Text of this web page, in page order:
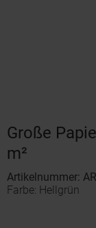
Große
m²
Artikelnummer:
Farbe: Hellgrün